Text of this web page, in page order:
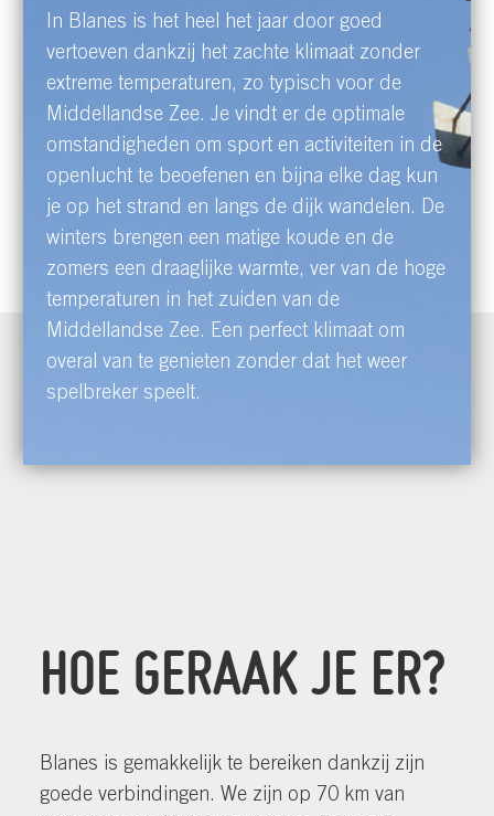
In Blanes is het heel het jaar door goed
vertoeven dankzij het zachte klimaat zonder
extreme temperaturen, zo typisch voor de
Middellandse Zee. Je vindt er de optimale
omstandigheden om sport en activiteiten in de
openlucht te beoefenen en bijna elke dag kun
je op het strand en langs de dijk wandelen. De
winters brengen een matige koude en de
zomers een draaglijke warmte, ver van de hoge
temperaturen in het zuiden van de
Middellandse Zee. Een perfect klimaat om
overal van te genieten zonder dat het weer
spelbreker speelt.
HOE GERAAK JE ER?
Blanes is gemakkelijk te bereiken dankzij zijn
goede verbindingen. We zijn op 70 km van